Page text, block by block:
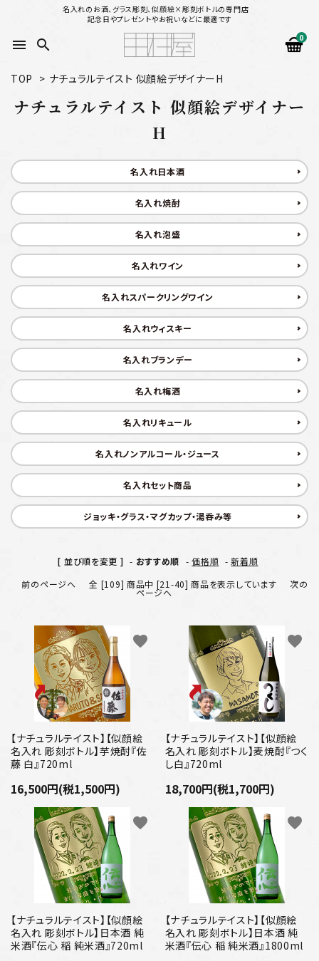
名入れのお酒、グラス彫刻、似顔絵×彫刻ボトルの専門店
記念日やプレゼントやお祝いなどに最適です
menu search 0
名入れ（縦書き）から選ぶ
名入れ（横書き）から選ぶ
配送方法
お支払方法
プライバシーポリシー
特定商取引法について
TOP > ナチュラルテイスト 似顔絵デザイナーH
ナチュラルテイスト 似顔絵デザイナー
H
名入れ日本酒
名入れ焼酎
名入れ泡盛
名入れワイン
名入れスパークリングワイン
名入れウィスキー
名入れブランデー
名入れ梅酒
名入れリキュール
名入れノンアルコール・ジュース
名入れセット商品
ジョッキ・グラス・マグカップ・湯呑み等
[ 並び順を変更 ] - おすすめ順 -価格順 -新着順
前のページへ
全 [109] 商品中 [21-40] 商品を表示しています 次の
ページへ
【ナチュラルテイスト】【似顔絵
名入れ 彫刻ボトル】芋焼酎『佐
藤 白』720ml
16,500円(税1,500円)
favorite
【ナチュラルテイスト】【似顔絵
名入れ 彫刻ボトル】麦焼酎『つく
し白』720ml
18,700円(税1,700円)
favorite
【ナチュラルテイスト】【似顔絵
名入れ 彫刻ボトル】日本酒 純
米酒『伝心 稲 純米酒』720ml
favorite
【ナチュラルテイスト】【似顔絵
名入れ 彫刻ボトル】日本酒 純
米酒『伝心 稲 純米酒』1800ml
favorite